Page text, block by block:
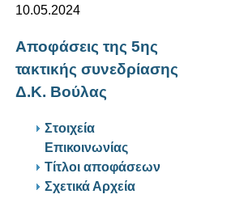
10.05.2024
Αποφάσεις της 5ης
τακτικής συνεδρίασης
Δ.Κ. Βούλας
Στοιχεία
Επικοινωνίας
Τίτλοι αποφάσεων
Σχετικά Αρχεία